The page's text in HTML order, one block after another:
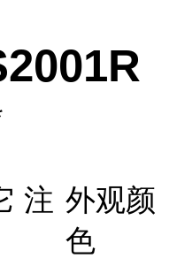
注 外观颜
色